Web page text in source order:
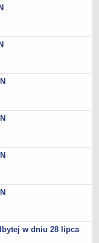
OSP
w dniu 28 lipca